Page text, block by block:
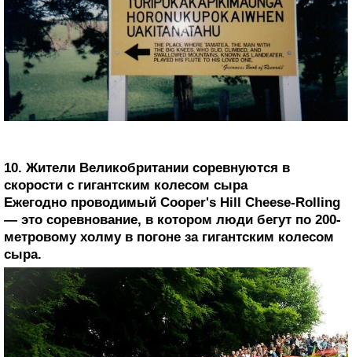
10. Жители Великобритании соревнуются в
скорости с гигантским колесом сыра
Ежегодно проводимый Cooper's Hill Cheese-Rolling
— это соревнование, в котором люди бегут по 200-
метровому холму в погоне за гигантским колесом
сыра.